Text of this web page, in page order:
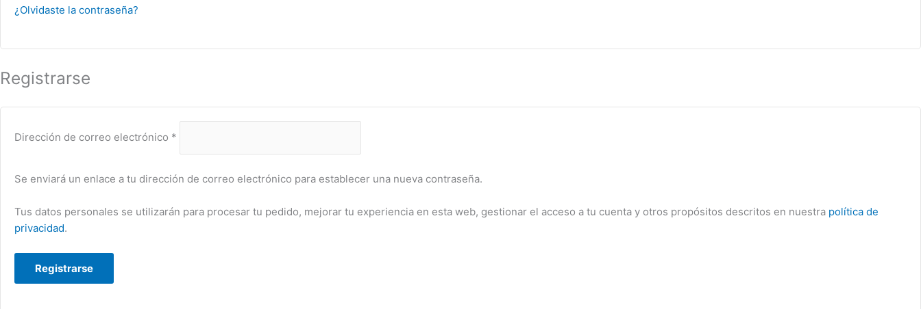
¿Olvidaste la contraseña?
Registrarse
Dirección de correo electrónico *
Se enviará un enlace a tu dirección de correo electrónico para establecer una nueva contraseña.
Tus datos personales se utilizarán para procesar tu pedido, mejorar tu experiencia en esta web, gestionar el acceso a tu cuenta y otros propósitos descritos en nuestra política de
privacidad.
Registrarse